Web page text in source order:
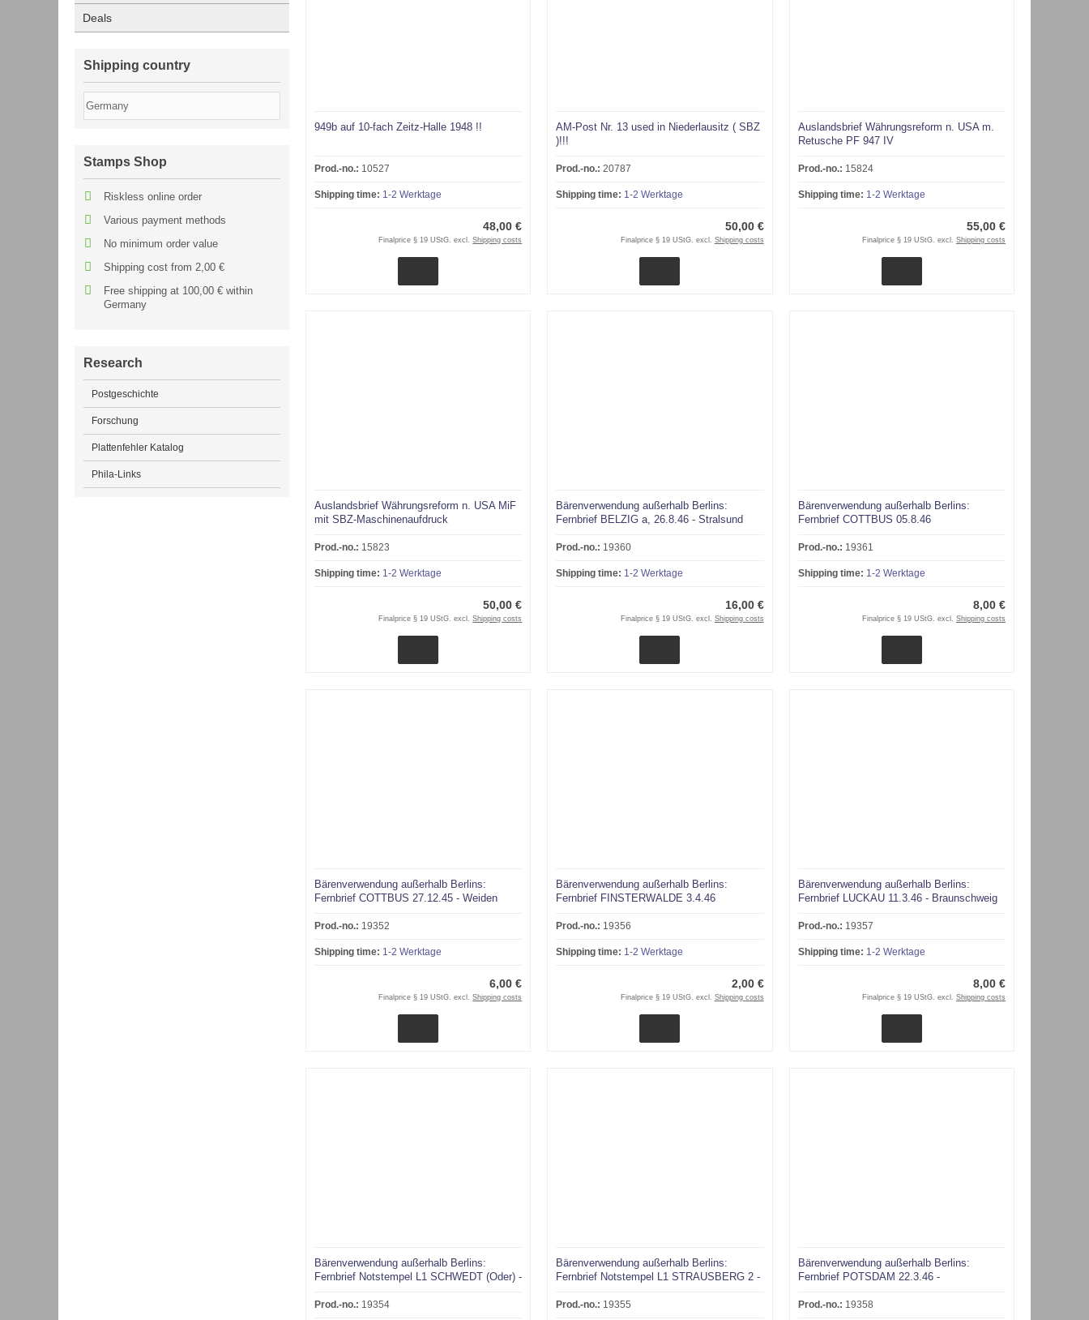
949b auf 10-fach Zeitz-Halle 1948 !!
Prod.-no.: 10527
Shipping time: 1-2 Werktage
48,00 €
Finalprice § 19 UStG. excl.Shipping costs
AM-Post Nr. 13 used in Niederlausitz ( SBZ
)!!!
Prod.-no.: 20787
Shipping time: 1-2 Werktage
50,00 €
Finalprice § 19 UStG. excl. Shipping costs
Auslandsbrief Währungsreform n. USA m.
Retusche PF 947 IV
Prod.-no.: 15824
Shipping time: 1-2 Werktage
55,00 €
Finalprice § 19 UStG. excl. Shipping costs
Auslandsbrief Währungsreform n. USA MiF
mit SBZ-Maschinenaufdruck
Prod.-no.: 15823
Shipping time: 1-2 Werktage
50,00 €
Finalprice § 19 UStG. excl.Shipping costs
Bärenverwendung außerhalb Berlins:
Fernbrief BELZIG a, 26.8.46 - Stralsund
Prod.-no.: 19360
Shipping time: 1-2 Werktage
16,00 €
Finalprice § 19 UStG. excl. Shipping costs
Bärenverwendung außerhalb Berlins:
Fernbrief COTTBUS 05.8.46
Prod.-no.: 19361
Shipping time: 1-2 Werktage
8,00 €
Finalprice § 19 UStG. excl. Shipping costs
Bärenverwendung außerhalb Berlins:
Fernbrief COTTBUS 27.12.45 - Weiden
Prod.-no.: 19352
Shipping time: 1-2 Werktage
6,00 €
Finalprice § 19 UStG. excl.Shipping costs
Bärenverwendung außerhalb Berlins:
Fernbrief FINSTERWALDE 3.4.46
Prod.-no.: 19356
Shipping time: 1-2 Werktage
2,00 €
Finalprice § 19 UStG. excl. Shipping costs
Bärenverwendung außerhalb Berlins:
Fernbrief LUCKAU 11.3.46 - Braunschweig
Prod.-no.: 19357
Shipping time: 1-2 Werktage
8,00 €
Finalprice § 19 UStG. excl. Shipping costs
Bärenverwendung außerhalb Berlins:
Fernbrief Notstempel L1 SCHWEDT (Oder) -
Prod.-no.: 19354
Bärenverwendung außerhalb Berlins:
Fernbrief Notstempel L1 STRAUSBERG 2 -
Prod.-no.: 19355
Bärenverwendung außerhalb Berlins:
Fernbrief POTSDAM 22.3.46 -
Prod.-no.: 19358
Deals
Shipping country
Stamps Shop
Riskless online order
Various payment methods
No minimum order value
Shipping cost from 2,00 €
Free shipping at 100,00 € within
Germany
Research
Postgeschichte
Forschung
Plattenfehler Katalog
Phila-Links